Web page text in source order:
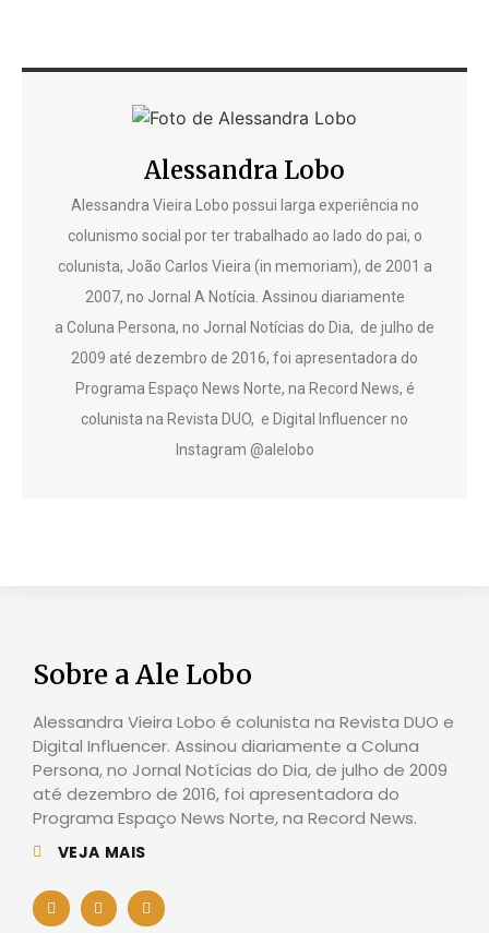
Alessandra Lobo
Alessandra Vieira Lobo possui larga experiência no
colunismo social por ter trabalhado ao lado do pai, o
colunista, João Carlos Vieira (in memoriam), de 2001 a
2007, no Jornal A Notícia. Assinou diariamente
a Coluna Persona, no Jornal Notícias do Dia, de julho de
2009 até dezembro de 2016, foi apresentadora do
Programa Espaço News Norte, na Record News, é
colunista na Revista DUO, e Digital Influencer no
Instagram @alelobo
Sobre a Ale Lobo
Alessandra Vieira Lobo é colunista na Revista DUO e
Digital Influencer. Assinou diariamente a Coluna
Persona, no Jornal Notícias do Dia, de julho de 2009
até dezembro de 2016, foi apresentadora do
Programa Espaço News Norte, na Record News.
VEJA MAIS